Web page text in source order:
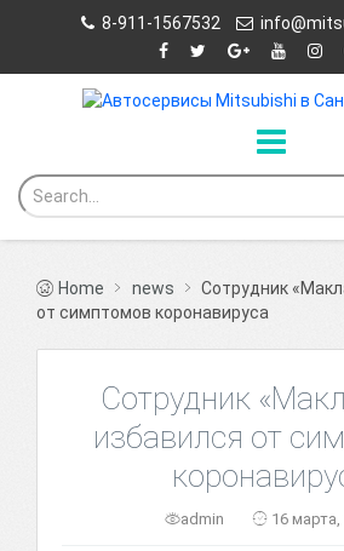
8-911-1567532
Home news
Сотрудник
от симптомов коронавируса
Сотрудник
избавился от
admin 16 марта,